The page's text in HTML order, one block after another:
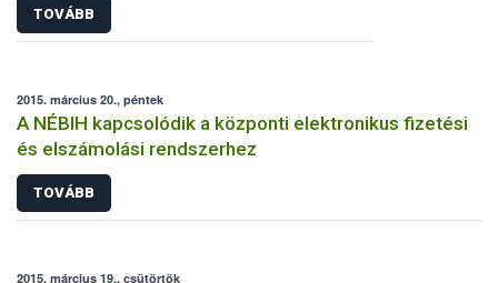
TOVÁBB
2015. március 20., péntek
A NÉBIH kapcsolódik a központi elektronikus fizetési
és elszámolási rendszerhez
TOVÁBB
2015. március 19., csütörtök